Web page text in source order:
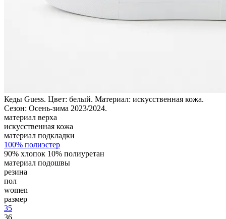
Кеды Guess. Цвет: белый. Материал: искусственная кожа.
Сезон: Осень-зима 2023/2024.
материал верха
искусственная кожа
материал подкладки
100% полиэстер
90% хлопок 10% полиуретан
материал подошвы
резина
пол
women
размер
35
36